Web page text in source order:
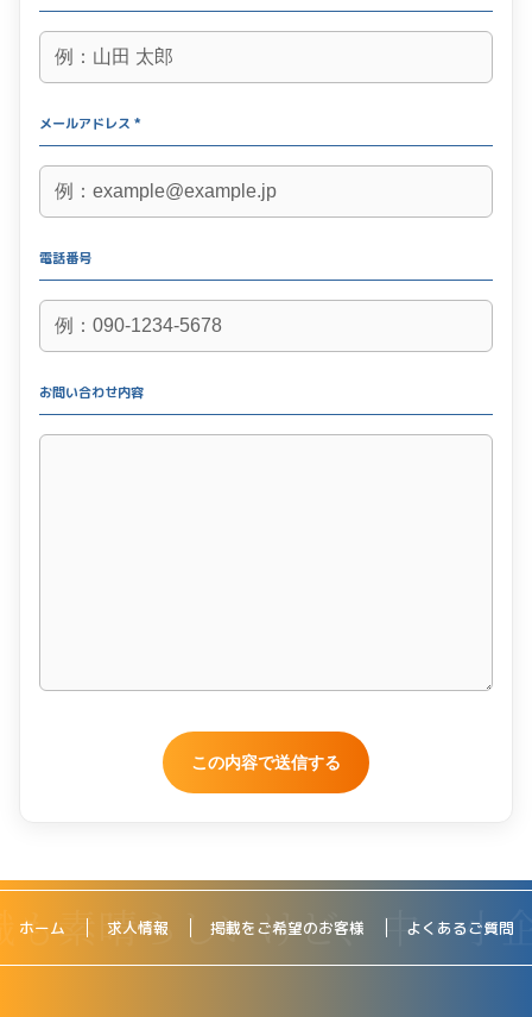
メールアドレス *
電話番号
お問い合わせ内容
ホーム 求人情報 掲載をご希望のお客様 よくあるご質問